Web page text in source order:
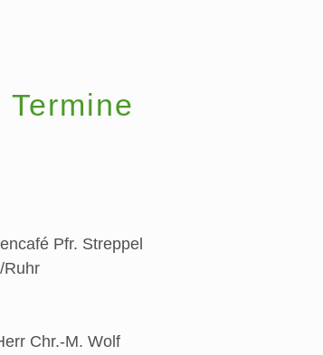
Pfr. Streppel
Ruhr
Chr.-M. Wolf